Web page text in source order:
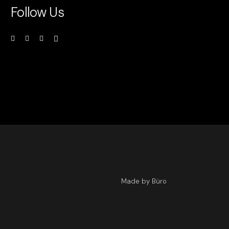
Follow Us
Made by Büro